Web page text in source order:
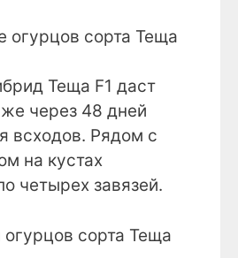
Теща F1 даст
через 48 дней
всходов. Рядом с
на кустах
четырех завязей.
сорта Теща